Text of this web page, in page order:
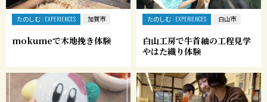
たのしむ EXPERIENCES 加賀市
mokumeで木地挽き体験
たのしむ EXPERIENCES 白山市
白山工房で牛首紬の工程見学
やはた織り体験